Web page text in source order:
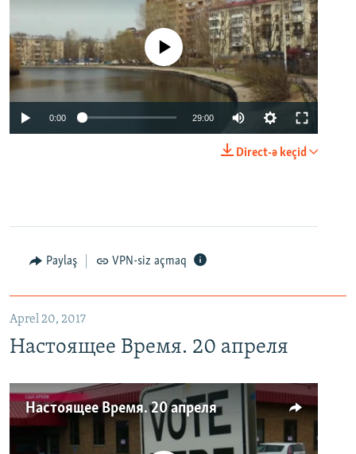
No media source currently available
0:00 29:00
Direct-ə keçid
Paylaş VPN-siz açmaq
Aprel 20, 2017
Настоящее Время. 20 апреля
Настоящее Время. 20 апреля